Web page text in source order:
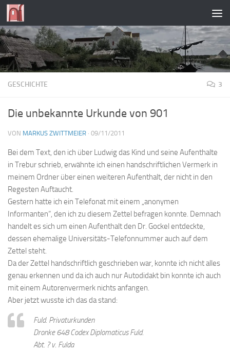
Zum Inhalt springen
GESCHICHTE 3
Die unbekannte Urkunde von 901
VON MARKUS ZWITTMEIER · 09/11/2011
Bei dem Text, den ich über Ludwig das Kind und seine Aufenthalte
in Trebur schrieb, erwähnte ich einen handschriftlichen Vermerk in
meinem Ordner über einen weiteren Aufenthalt, der nicht in den
Regesten Auftaucht.
Gestern hatte ich ein Telefonat mit einem „anonymen
Informanten“, den ich zu diesem Zettel befragen konnte. Demnach
handelt es sich um einen Aufenthalt den Dr. Gockel entdeckte,
dessen ehemalige Universitäts-Telefonnummer auch auf dem
Zettel steht.
Da der Zettel handschriftlich geschrieben war, konnte ich nicht alles
genau erkennen und da ich auch nur Autodidakt bin konnte ich auch
mit einem Autorenvermerk nichts anfangen.
Aber jetzt wusste ich das da stand:
Fuld. Privaturkunden
Dronke 648 Codex Diplomaticus Fuld.
Abt. ? v. Fulda